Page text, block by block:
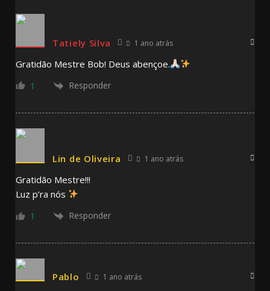
Tatiely Silva 1 ano atrás
Gratidão Mestre Bob! Deus abençoe.
1 Responder
Lin de Oliveira 1 ano atrás
Gratidão Mestre!!!
Luz p’ra nós
1 Responder
Pablo 1 ano atrás